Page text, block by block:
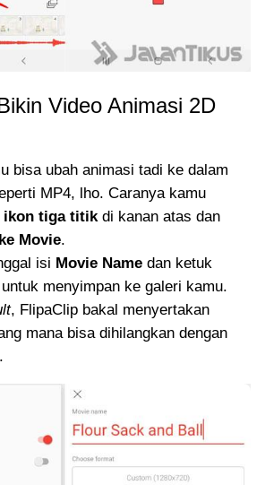
Video Animasi 2D
bisa ubah animasi tadi ke dalam
MP4, lho. Caranya kamu
ikon tiga titikdi kanan atas dan
Movie.
isi Movie Name dan ketuk
untuk menyimpan ke galeri kamu.
, FlipaClip bakal menyertakan
mana bisa dihilangkan dengan